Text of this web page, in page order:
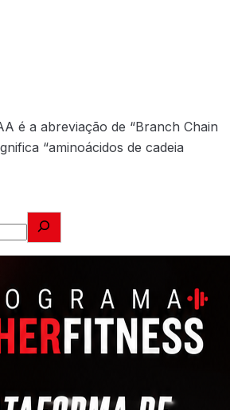
é a abreviação de “Branch Chain
“aminoácidos de cadeia